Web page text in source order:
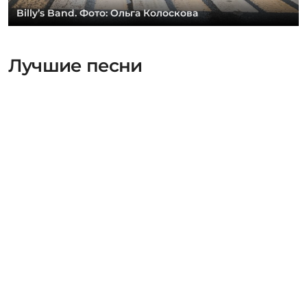
Billy’s Band. Фото: Ольга Колоскова
Лучшие песни